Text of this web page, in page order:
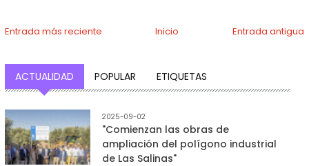
Entrada más reciente Entrada antigua
Inicio
ACTUALIDAD POPULAR ETIQUETAS
2025-09-02
"Comienzan las obras de
ampliación del polígono industrial
de Las Salinas"